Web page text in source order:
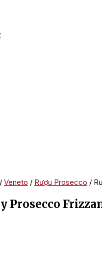
/ Veneto / Rượu Prosecco /
Prosecco